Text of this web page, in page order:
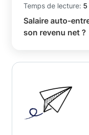
Temps de lecture: 5
Salaire auto-
son revenu net ?